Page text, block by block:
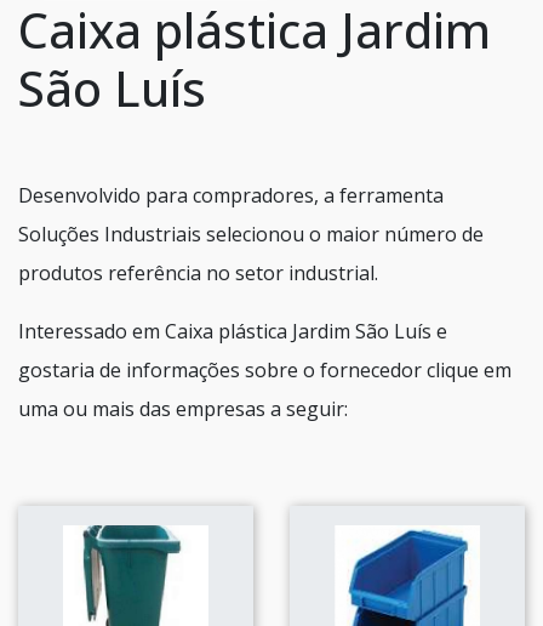
Caixa plástica Jardim
São Luís
Desenvolvido para compradores, a ferramenta
Soluções Industriais selecionou o maior número de
produtos referência no setor industrial.
Interessado em Caixa plástica Jardim São Luís e
gostaria de informações sobre o fornecedor clique em
uma ou mais das empresas a seguir: